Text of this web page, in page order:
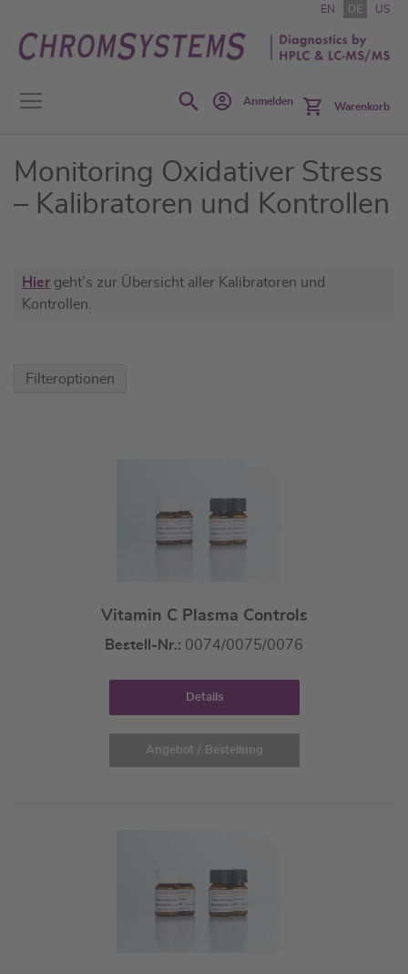
Inhalt
springen
EN DE US
SearchAnmelden Warenkorb
Monitoring Oxidativer Stress
– Kalibratoren und Kontrollen
Hier geht’s zur Übersicht aller Kalibratoren und
Kontrollen.
Vitamin C Plasma Controls
Bestell-Nr.: 0074/0075/0076
Details
Angebot / Bestellung
Filteroptionen